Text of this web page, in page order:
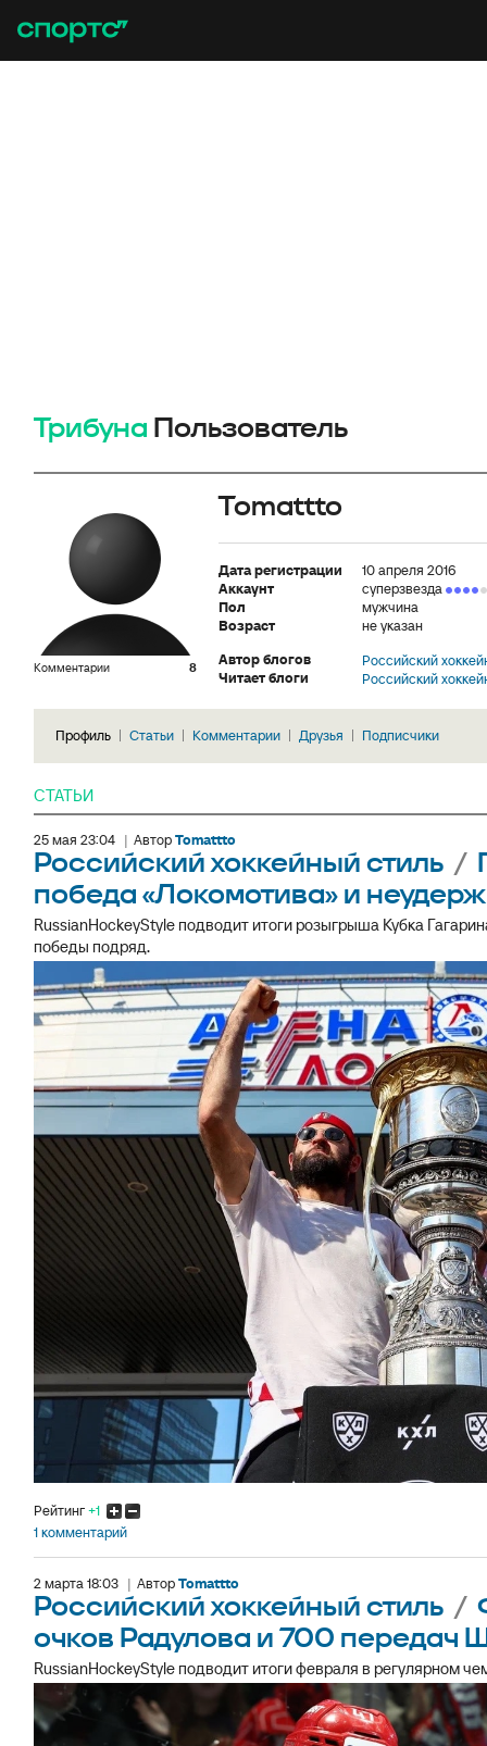
Трибуна Пользователь
Комментарии 8
Tomattto
Дата регистрации
10 апреля 2016
Аккаунт
суперзвезда
Пол
мужчина
Возраст
не указан
Автор блогов
Российский
Читает блоги
Российский
Профиль Статьи Комментарии Друзья Подписчики
СТАТЬИ
25 мая 23:04 | АвторTomattto
Российский хоккейный стиль /
победа «Локомотива» и
RussianHockeyStyle подводит итоги розыгрыша Кубка
победы подряд.
Рейтинг+1
1 комментарий
2 марта 18:03 | АвторTomattto
Российский хоккейный стиль /
очков Радулова и 700 передач
RussianHockeyStyle подводит итоги февраля в регулярном